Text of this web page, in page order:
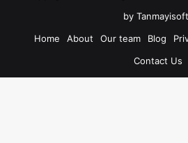
by Tanmayisoft
Home
About Our team Blog
Contact Us